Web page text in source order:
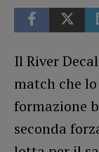
Il River
match che
formazione
seconda